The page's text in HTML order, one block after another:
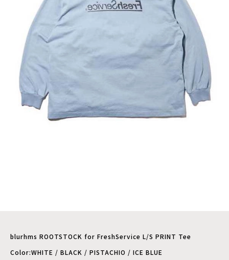
blurhms ROOTSTOCK for FreshService L/S PRINT Tee
Color:WHITE / BLACK / PISTACHIO / ICE BLUE